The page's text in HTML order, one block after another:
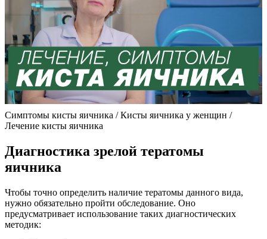
Симптомы кисты яичника / Кисты яичника у женщин /
Лечение кисты яичника
Диагностика зрелой тератомы
яичника
Чтобы точно определить наличие тератомы данного вида,
нужно обязательно пройти обследование. Оно
предусматривает использование таких диагностических
методик: